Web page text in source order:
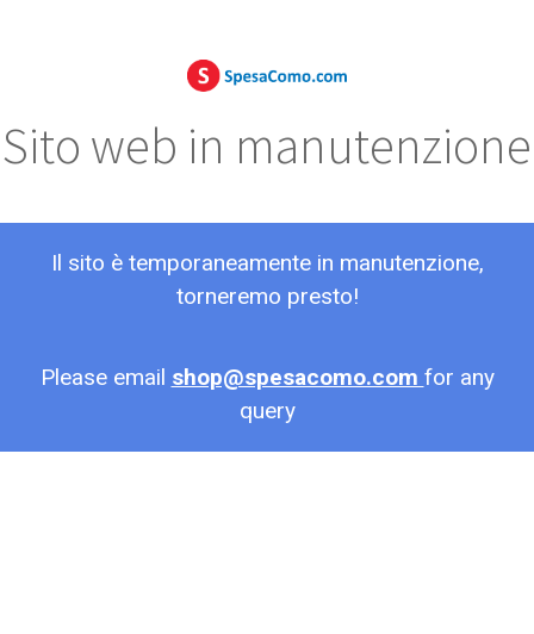
Sito web in manutenzione
Il sito è temporaneamente in manutenzione,
torneremo presto!
Please email shop@spesacomo.com for any
query